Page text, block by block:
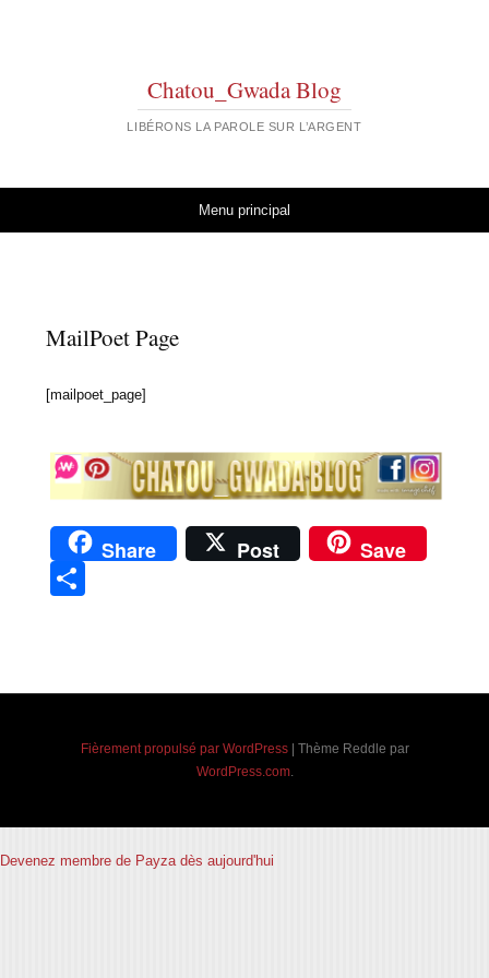
Chatou_Gwada Blog
LIBÉRONS LA PAROLE SUR L’ARGENT
Menu principal
MailPoet Page
[mailpoet_page]
Share Post Save
Fièrement propulsé par WordPress
Thème Reddle par
WordPress.com.
Devenez membre de Payza dès aujourd'hui